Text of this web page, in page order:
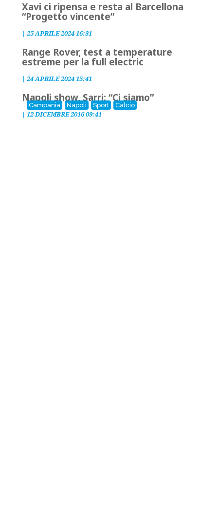
Xavi ci ripensa e resta al Barcellona
“Progetto vincente”
| 25 APRILE 2024 16:31
Range Rover, test a temperature
estreme per la full electric
| 24 APRILE 2024 15:41
Campania Napoli Sport Calcio
Napoli show, Sarri: “Ci siamo”
| 12 DICEMBRE 2016 09:41